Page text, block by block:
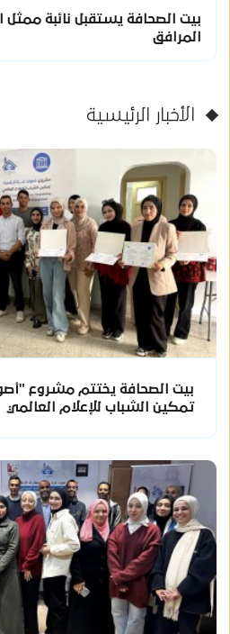
بيت الصحافة يستقبل نائبة ممثل
المرافق
الأخبار الرئيسية
بيت الصحافة يختتم مشروع
تمكين الشباب للإعلام العالمي